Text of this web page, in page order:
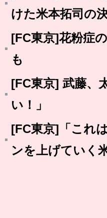
けた米本拓司の
[FC東京]花粉症
も
[FC東京] 武藤、
い！」
[FC東京]「これ
ンを上げていく